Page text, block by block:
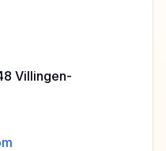
Villingen-